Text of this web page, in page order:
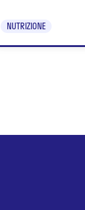
NUTRIZIONE